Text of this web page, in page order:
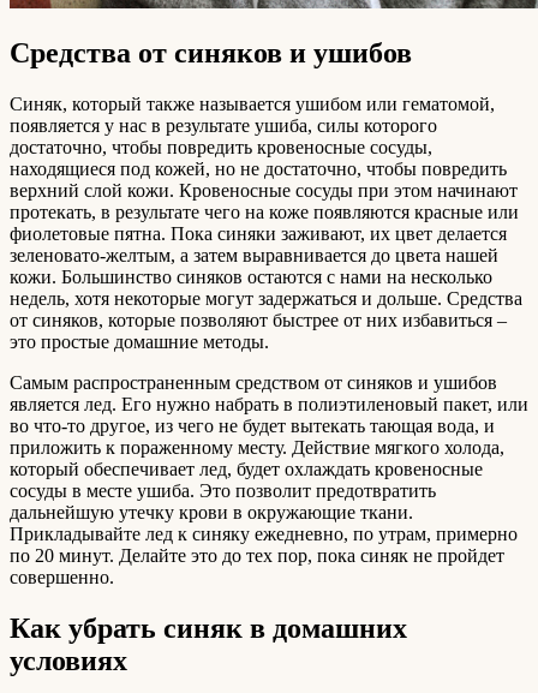
Средства от синяков и ушибов
Синяк, который также называется ушибом или гематомой,
появляется у нас в результате ушиба, силы которого
достаточно, чтобы повредить кровеносные сосуды,
находящиеся под кожей, но не достаточно, чтобы повредить
верхний слой кожи. Кровеносные сосуды при этом начинают
протекать, в результате чего на коже появляются красные или
фиолетовые пятна. Пока синяки заживают, их цвет делается
зеленовато-желтым, а затем выравнивается до цвета нашей
кожи. Большинство синяков остаются с нами на несколько
недель, хотя некоторые могут задержаться и дольше. Средства
от синяков, которые позволяют быстрее от них избавиться –
это простые домашние методы.
Самым распространенным средством от синяков и ушибов
является лед. Его нужно набрать в полиэтиленовый пакет, или
во что-то другое, из чего не будет вытекать тающая вода, и
приложить к пораженному месту. Действие мягкого холода,
который обеспечивает лед, будет охлаждать кровеносные
сосуды в месте ушиба. Это позволит предотвратить
дальнейшую утечку крови в окружающие ткани.
Прикладывайте лед к синяку ежедневно, по утрам, примерно
по 20 минут. Делайте это до тех пор, пока синяк не пройдет
совершенно.
Как убрать синяк в домашних
условиях